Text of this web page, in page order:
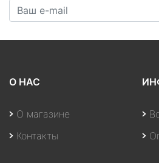
О НАС
О магазине
Контакты